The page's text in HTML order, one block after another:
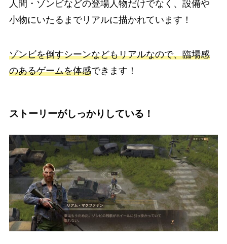
人間・ゾンビなどの登場人物だけでなく、設備や
小物にいたるまでリアルに描かれています！
ゾンビを倒すシーンなどもリアルなので、臨場感
のあるゲームを体感できます！
ストーリーがしっかりしている！